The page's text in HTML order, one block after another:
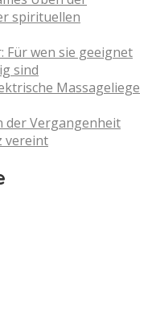
spirituellen
wen sie geeignet
sind
Massageliege
der Vergangenheit
vereint